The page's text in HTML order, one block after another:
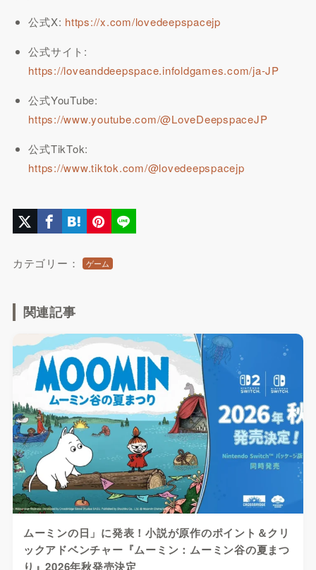
公式X: https://x.com/lovedeepspacejp
公式サイト:
https://loveanddeepspace.infoldgames.com/ja-JP
公式YouTube:
https://www.youtube.com/@LoveDeepspaceJP
公式TikTok:
https://www.tiktok.com/@lovedeepspacejp
カテゴリー： ゲーム
関連記事
ムーミンの日」に発表！小説が原作のポイント＆クリ
ックアドベンチャー『ムーミン：ムーミン谷の夏まつ
り』2026年秋発売決定